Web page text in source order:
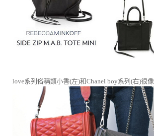
love系列俗稱類小香(左)和Chanel boy系列(右)很像